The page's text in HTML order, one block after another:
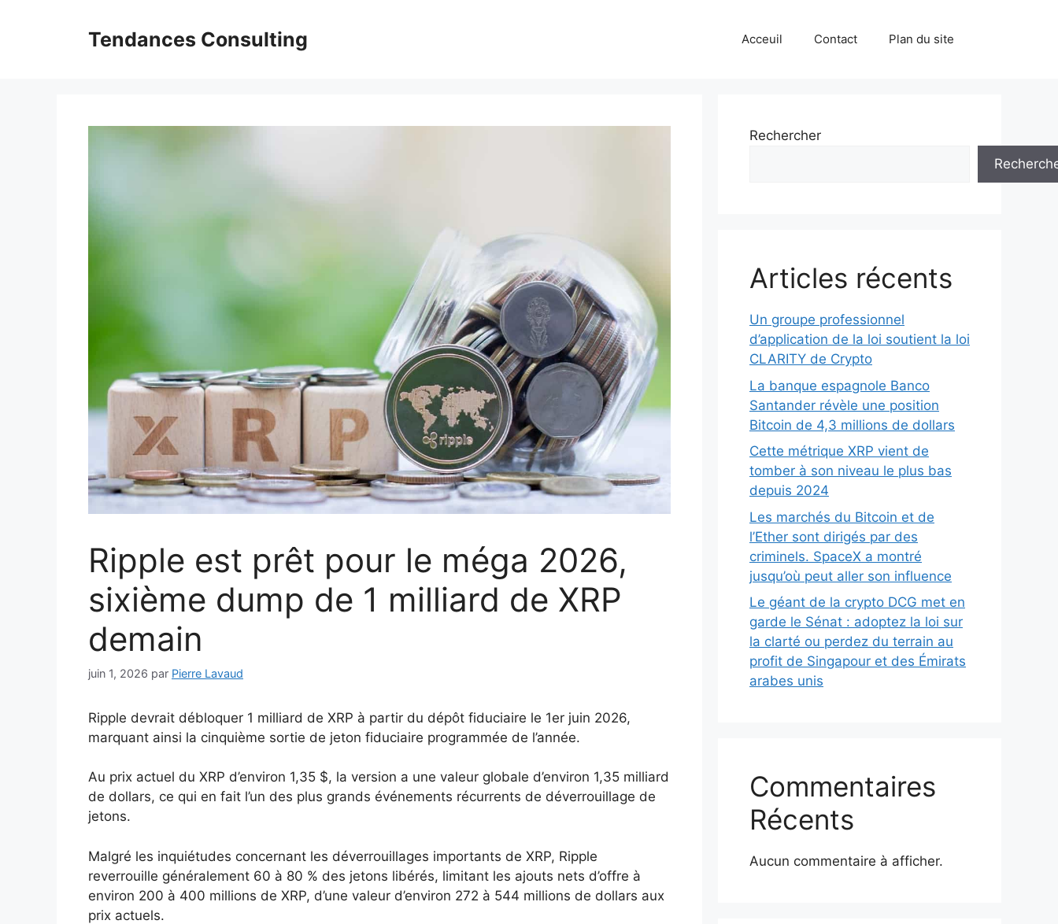
Tendances Consulting Acceuil Contact Plan du site
Ripple est prêt pour le méga 2026,
sixième dump de 1 milliard de XRP
demain
juin 1, 2026 par Pierre Lavaud
Ripple devrait débloquer 1 milliard de XRP à partir du dépôt fiduciaire le 1er juin 2026,
marquant ainsi la cinquième sortie de jeton fiduciaire programmée de l’année.
Au prix actuel du XRP d’environ 1,35 $, la version a une valeur globale d’environ 1,35 milliard
de dollars, ce qui en fait l’un des plus grands événements récurrents de déverrouillage de
jetons.
Malgré les inquiétudes concernant les déverrouillages importants de XRP, Ripple
reverrouille généralement 60 à 80 % des jetons libérés, limitant les ajouts nets d’offre à
environ 200 à 400 millions de XRP, d’une valeur d’environ 272 à 544 millions de dollars aux
prix actuels.
Rechercher
Articles récents
Un groupe professionnel
d’application de la loi soutient la loi
CLARITY de Crypto
La banque espagnole Banco
Santander révèle une position
Bitcoin de 4,3 millions de dollars
Cette métrique XRP vient de
tomber à son niveau le plus bas
depuis 2024
Les marchés du Bitcoin et de
l’Ether sont dirigés par des
criminels. SpaceX a montré
jusqu’où peut aller son influence
Le géant de la crypto DCG met en
garde le Sénat : adoptez la loi sur
la clarté ou perdez du terrain au
profit de Singapour et des Émirats
arabes unis
Commentaires
Récents
Aucun commentaire à afficher.